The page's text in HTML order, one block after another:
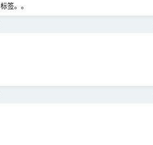
签。。